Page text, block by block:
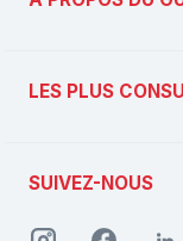
LES PLUS
SUIVEZ-NOUS